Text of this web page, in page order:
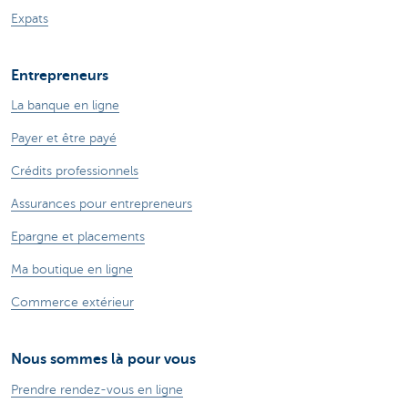
Expats
Entrepreneurs
La banque en ligne
Payer et être payé
Crédits professionnels
Assurances pour entrepreneurs
Epargne et placements
Ma boutique en ligne
Commerce extérieur
Nous sommes là pour vous
Prendre rendez-vous en ligne